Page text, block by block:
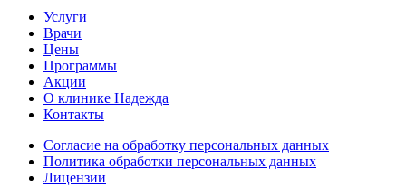
Услуги
Врачи
Цены
Программы
Акции
О клинике Надежда
Контакты
Согласие на обработку персональных данных
Политика обработки персональных данных
Лицензии